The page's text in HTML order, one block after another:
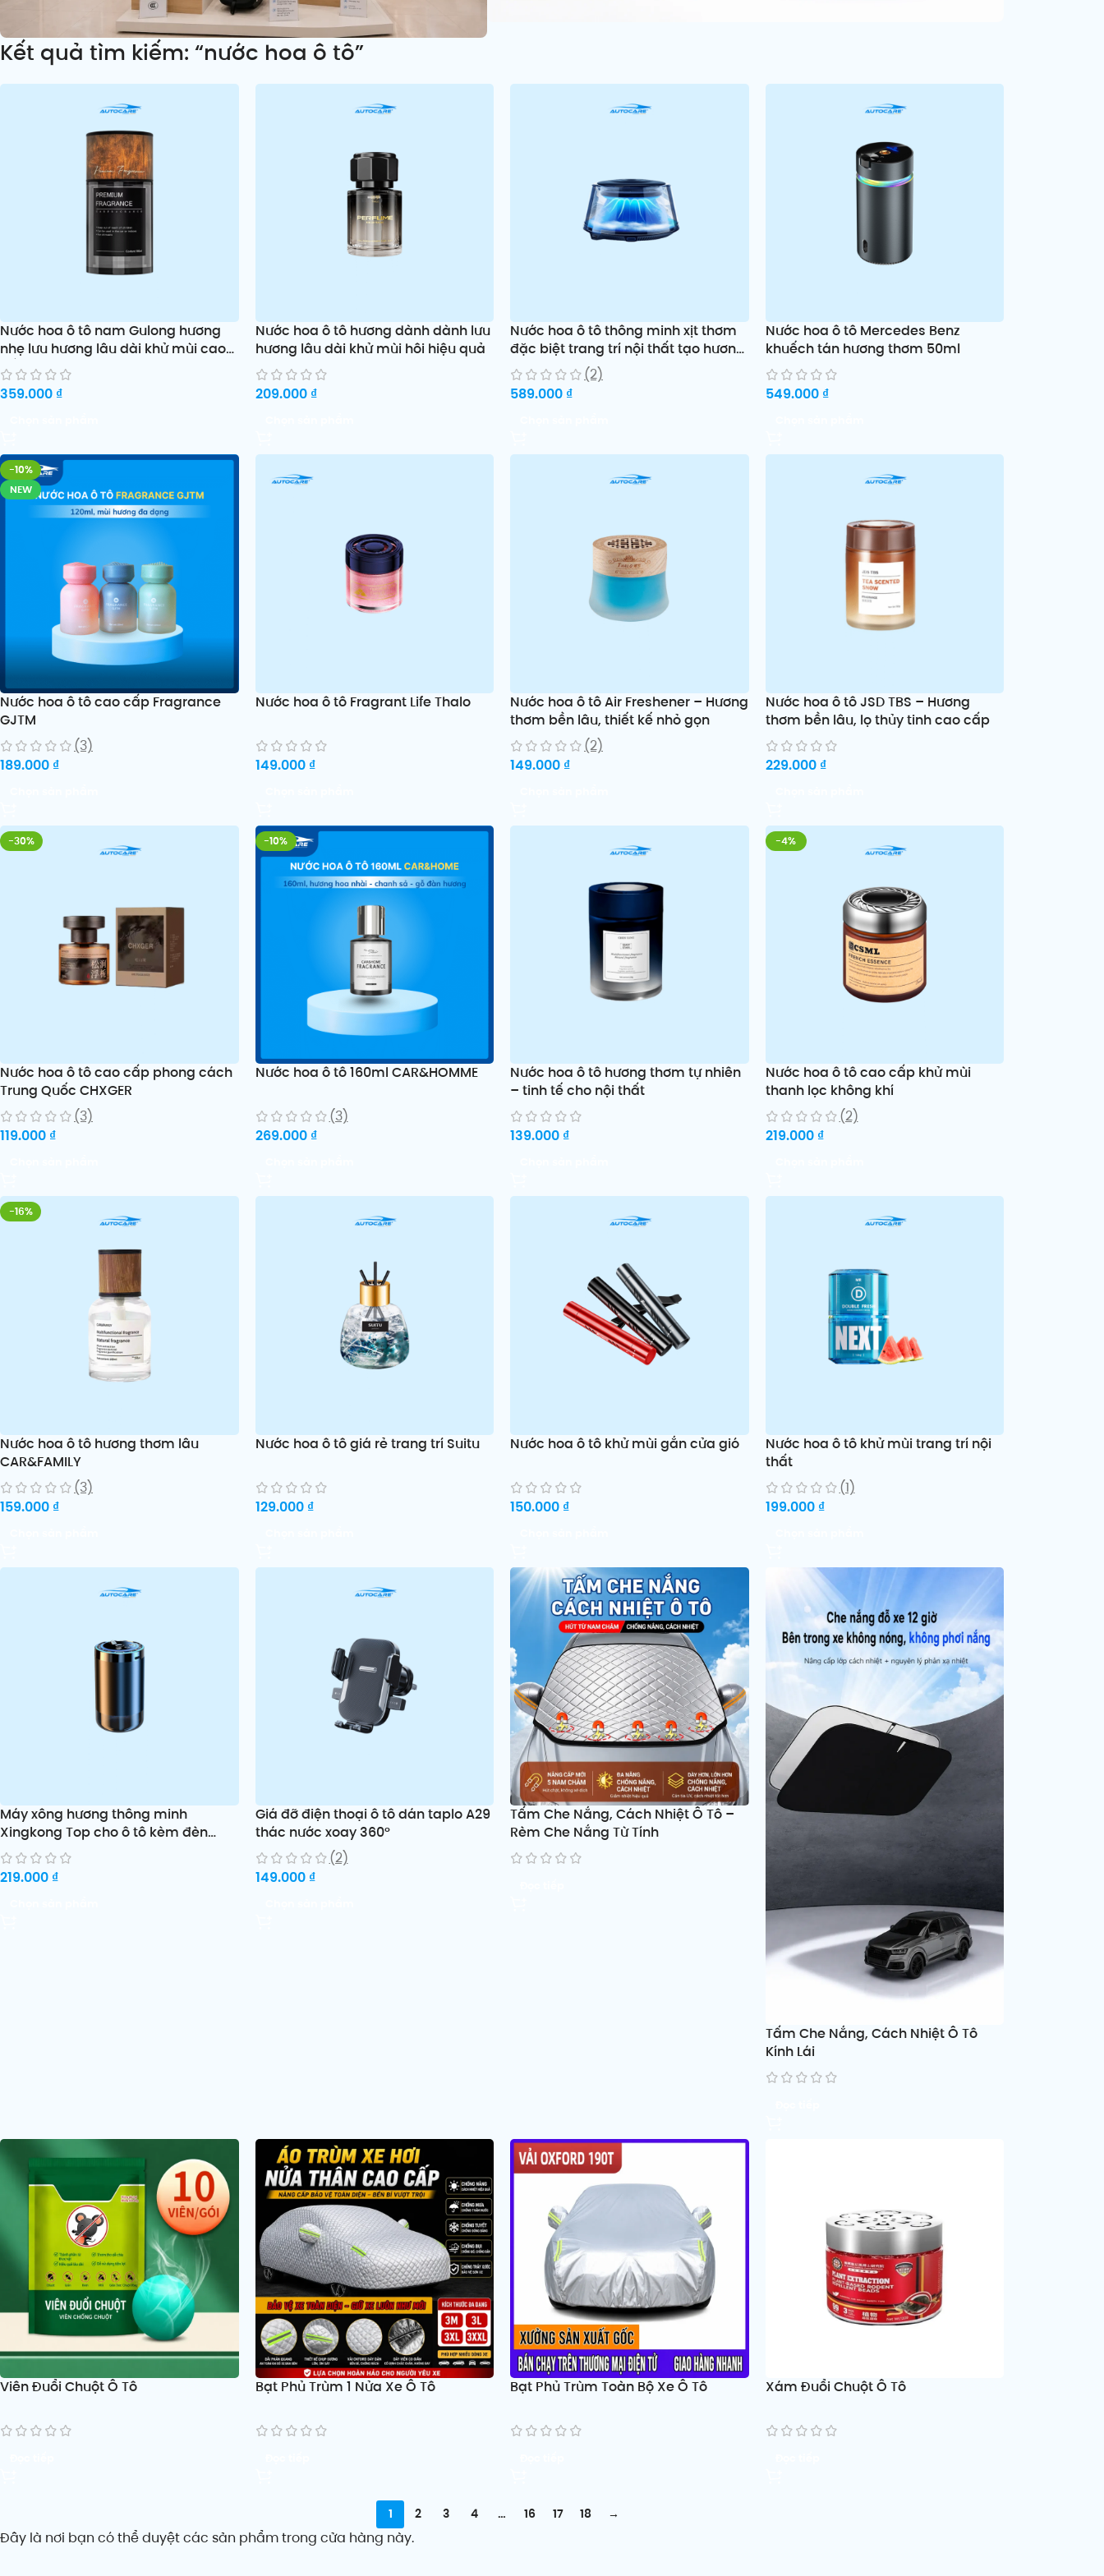
Kết quả tìm kiếm: “nước hoa ô tô”
Nước hoa ô tô nam Gulong hương
nhẹ lưu hương lâu dài khử mùi cao
cấp
359.000 ₫
Nước hoa ô tô hương dành dành lưu
hương lâu dài khử mùi hôi hiệu quả
209.000 ₫
Nước hoa ô tô thông minh xịt thơm
đặc biệt trang trí nội thất tạo hương
dễ chịu
(2)
589.000 ₫
Nước hoa ô tô Mercedes Benz
khuếch tán hương thơm 50ml
549.000 ₫
-10%
NEW
Nước hoa ô tô cao cấp Fragrance
GJTM
(3)
189.000 ₫
Nước hoa ô tô Fragrant Life Thalo
149.000 ₫
Nước hoa ô tô Air Freshener – Hương
thơm bền lâu, thiết kế nhỏ gọn
(2)
149.000 ₫
Nước hoa ô tô JSD TBS – Hương
thơm bền lâu, lọ thủy tinh cao cấp
229.000 ₫
-30%
Nước hoa ô tô cao cấp phong cách
Trung Quốc CHXGER
(3)
119.000 ₫
-10%
Nước hoa ô tô 160ml CAR&HOMME
(3)
269.000 ₫
Nước hoa ô tô hương thơm tự nhiên
– tinh tế cho nội thất
139.000 ₫
-4%
Nước hoa ô tô cao cấp khử mùi
thanh lọc không khí
(2)
219.000 ₫
-16%
Nước hoa ô tô hương thơm lâu
CAR&FAMILY
(3)
159.000 ₫
Nước hoa ô tô giá rẻ trang trí Suitu
129.000 ₫
Nước hoa ô tô khử mùi gắn cửa gió
150.000 ₫
Nước hoa ô tô khử mùi trang trí nội
thất
(1)
199.000 ₫
Máy xông hương thông minh
Xingkong Top cho ô tô kèm đèn
màu và nước hoa
219.000 ₫
Giá đỡ điện thoại ô tô dán taplo A29
thác nước xoay 360°
(2)
149.000 ₫
Tấm Che Nắng, Cách Nhiệt Ô Tô –
Rèm Che Nắng Từ Tính
Tấm Che Nắng, Cách Nhiệt Ô Tô
Kính Lái
Viên Đuổi Chuột Ô Tô Bạt Phủ Trùm 1 Nửa Xe Ô Tô Bạt Phủ Trùm Toàn Bộ Xe Ô Tô Xám Đuổi Chuột Ô Tô
1 2 3 4 … 16 17 18 →
Đây là nơi bạn có thể duyệt các sản phẩm trong cửa hàng này.